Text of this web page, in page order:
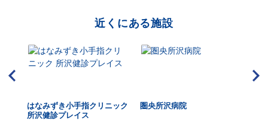
近くにある施設
はなみずき小手指クリニック
所沢健診プレイス
圏央所沢病院